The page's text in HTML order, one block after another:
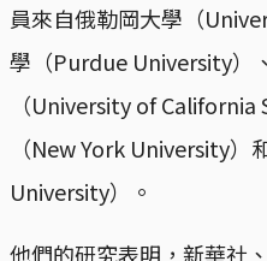
員來自俄勒岡大學（
學（Purdue University）
（University of
（New York University
University）。
他們的研究表明，新華社